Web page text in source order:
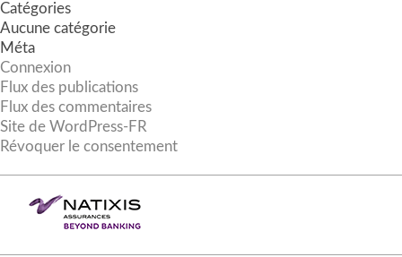
Catégories
Aucune catégorie
Méta
Connexion
Flux des publications
Flux des commentaires
Site de WordPress-FR
Révoquer le consentement